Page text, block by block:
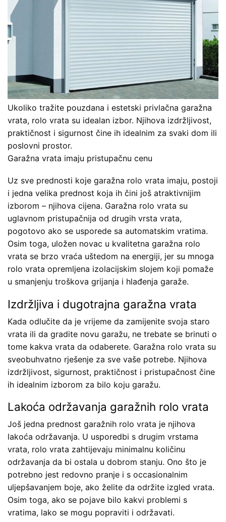
Ukoliko tražite pouzdana i estetski privlačna garažna
vrata, rolo vrata su idealan izbor. Njihova izdržljivost,
praktičnost i sigurnost čine ih idealnim za svaki dom ili
poslovni prostor.
Garažna vrata imaju pristupačnu cenu
Uz sve prednosti koje garažna rolo vrata imaju, postoji
i jedna velika prednost koja ih čini još atraktivnijim
izborom – njihova cijena. Garažna rolo vrata su
uglavnom pristupačnija od drugih vrsta vrata,
pogotovo ako se usporede sa automatskim vratima.
Osim toga, uložen novac u kvalitetna garažna rolo
vrata se brzo vraća uštedom na energiji, jer su mnoga
rolo vrata opremljena izolacijskim slojem koji pomaže
u smanjenju troškova grijanja i hlađenja garaže.
Izdržljiva i dugotrajna garažna vrata
Kada odlučite da je vrijeme da zamijenite svoja staro
vrata ili da gradite novu garažu, ne trebate se brinuti o
tome kakva vrata da odaberete. Garažna rolo vrata su
sveobuhvatno rješenje za sve vaše potrebe. Njihova
izdržljivost, sigurnost, praktičnost i pristupačnost čine
ih idealnim izborom za bilo koju garažu.
Lakoća održavanja garažnih rolo vrata
Još jedna prednost garažnih rolo vrata je njihova
lakoća održavanja. U usporedbi s drugim vrstama
vrata, rolo vrata zahtijevaju minimalnu količinu
održavanja da bi ostala u dobrom stanju. Ono što je
potrebno jest redovno pranje i s occasionalnim
uljepšavanjem boje, ako želite da održite izgled vrata.
Osim toga, ako se pojave bilo kakvi problemi s
vratima, lako se mogu popraviti i održavati.